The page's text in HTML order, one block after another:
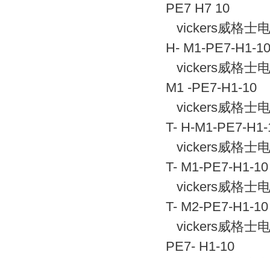
PE7 H7 10
vickers威格士
H- M1-PE7-H1-10
vickers威格士
M1 -PE7-H1-10
vickers威格士
T- H-M1-PE7-
vickers威格士
T- M1-PE7-H1-10
vickers威格士
T- M2-PE7-H1-10
vickers威格士
PE7- H1-10